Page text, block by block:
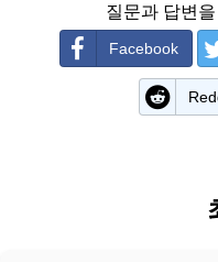
질문과 답변
Facebook